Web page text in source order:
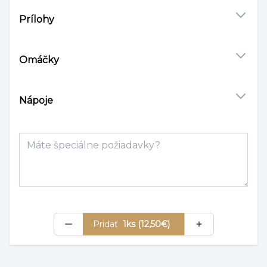
Prílohy
Omáčky
Nápoje
Pridať 1ks (12,50€)